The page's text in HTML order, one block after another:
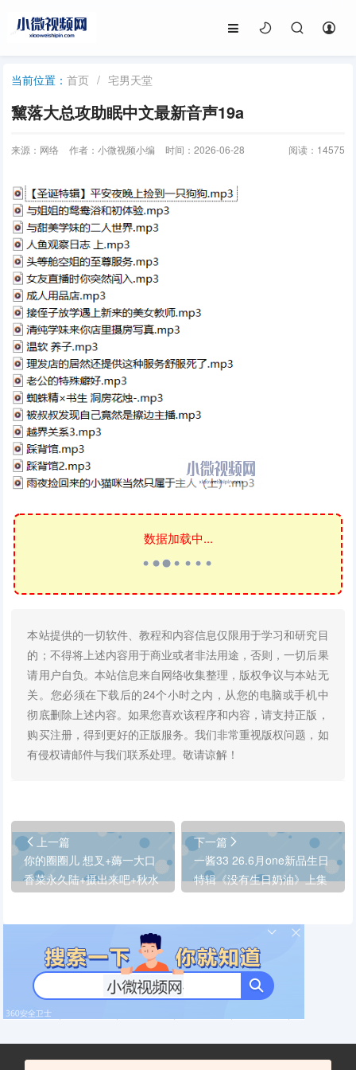
当前位置：首页 / 宅男天堂
黧落大总攻助眠中文最新音声19a
来源：网络 作者：小微视频小编 时间：2026-06-28 阅读： 14575
数据加载中...
本站提供的一切软件、教程和内容信息仅限用于学习和研究目
的；不得将上述内容用于商业或者非法用途，否则，一切后果
请用户自负。本站信息来自网络收集整理，版权争议与本站无
关。您必须在下载后的24个小时之内，从您的电脑或手机中
彻底删除上述内容。如果您喜欢该程序和内容，请支持正版，
购买注册，得到更好的正版服务。我们非常重视版权问题，如
有侵权请邮件与我们联系处理。敬请谅解！
上一篇
你的圈圈儿 想叉+薅一大口
香菜永久陆+摄出来吧+秋水
下一篇
一酱33 26.6月one新品生日
特辑《没有生日奶油》上集